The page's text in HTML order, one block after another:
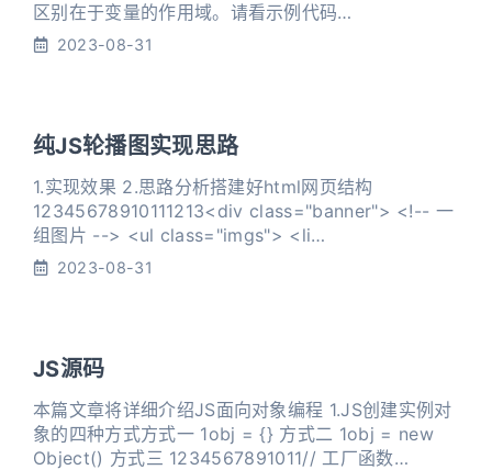
区别在于变量的作用域。请看示例代码
12345678910111213// ES5for(var i=1; i<10; i++) {
2023-08-31
纯JS轮播图实现思路
1.实现效果 2.思路分析搭建好html网页结构
12345678910111213<div class="banner"> <!-- 一
组图片 --> <ul class="imgs"> <li
class="current"><img src="http://ed
2023-08-31
JS源码
本篇文章将详细介绍JS面向对象编程 1.JS创建实例对
象的四种方式方式一 1obj = {} 方式二 1obj = new
Object() 方式三 1234567891011// 工厂函数